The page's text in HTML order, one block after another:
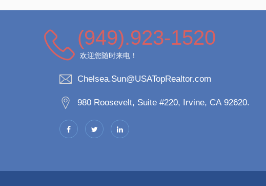
(949).923-1520
欢迎您随时来电！
Chelsea.Sun@USATopRealtor.com
980 Roosevelt, Suite #220, Irvine, CA 92620.